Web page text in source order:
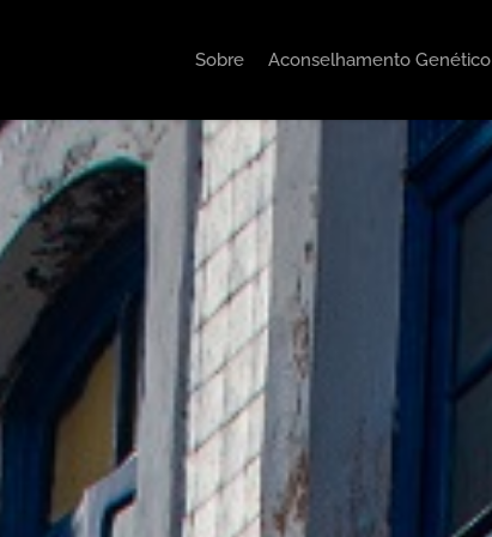
Sobre Aconselhamento Genético